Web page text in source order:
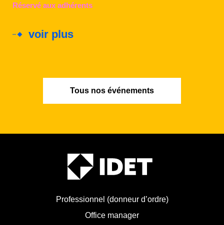
Réservé aux adhérents
voir plus
Tous nos événements
Professionnel (donneur d’ordre)
Office manager